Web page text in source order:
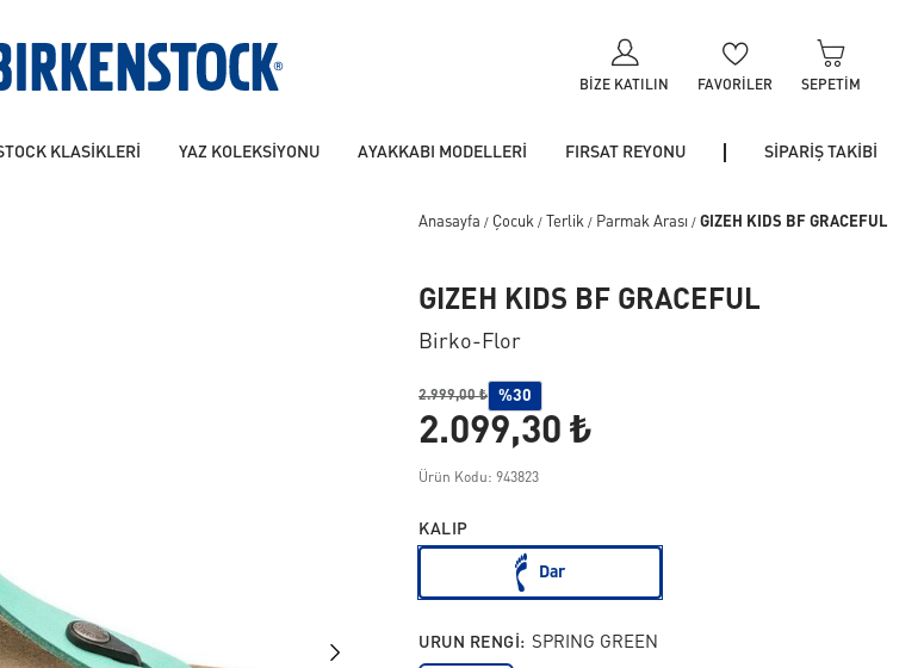
BIZE KATILIN FAVORILER SEPETIM
KLASİKLERİ YAZ KOLEKSİYONU AYAKKABI MODELLERİ FIRSAT REYONU SİPARİŞ TAKİBİ
Anasayfa / Çocuk / Terlik / Parmak Arası / GIZEH KIDS BF GRACEFUL
GIZEH KIDS BF GRACEFUL
Birko-Flor
2.999,00 ₺ %30
2.099,30 ₺
Ürün Kodu: 943823
KALIP
Dar
URUN RENGI: SPRING GREEN